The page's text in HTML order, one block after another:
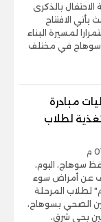
بالذكرى
يأتي الافتتاح
لمسيرة البناء
سوهاج في مختلف
مبادرة
لطلاب
سوهاج، اليوم،
عن أمراض سوء
لطلاب المرحلة
الصحي بسوهاج،
بحي شرق،